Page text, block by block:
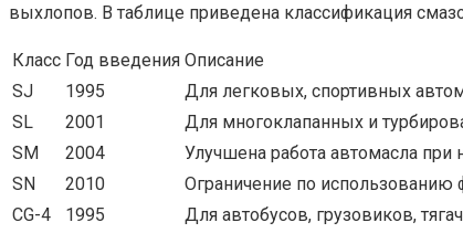
выхлопов. В таблице приведена классификация
Класс Год введения Описание
SJ
1995
Для легковых, спортивных
SL
2001
Для многоклапанных и
SM
2004
Улучшена работа автомасла при
SN
2010
Ограничение по использованию
CG-4
1995
Для автобусов, грузовиков,